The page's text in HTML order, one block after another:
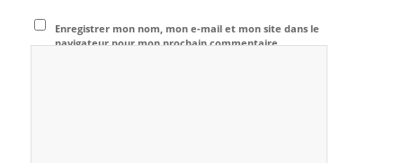
Enregistrer mon nom, mon e-mail et mon site dans le
navigateur pour mon prochain commentaire.